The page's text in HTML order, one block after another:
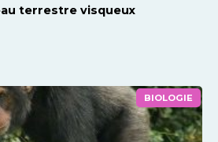
terrestre visqueux
BIOLOGIE